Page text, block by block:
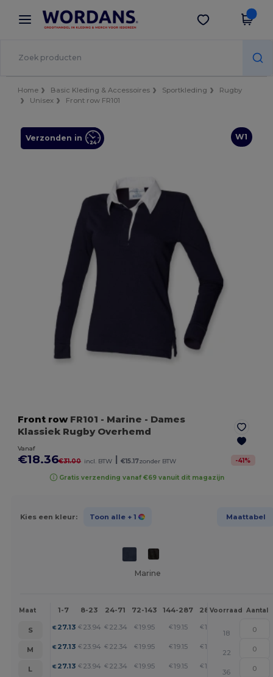
× Wordans-app
Betere prijzen in de app!
Download app
Home Basic Kleding & Accessoires Sportkleding
Rugby
Unisex
Front row FR101
W1
Verzonden in
Front rowFR101 - Marine - Dames
Klassiek Rugby Overhemd
Vanaf
€18.36€31.00 incl. BTW | €15.17zonder BTW -41%
Gratis verzending vanaf €69 vanuit dit magazijn
Kies een kleur: Toon alle + 1 Maattabel
Marine
Maat 1-7 8-23 24-71 72-143 144-287 288 + Meer
Voorraad Aantal
S €27.13 € 23.94 € 22.34 € 19.95 € 19.15 €18.36
18
M
€27.13 € 23.94 € 22.34 € 19.95 € 19.15 €18.36
22
L
€27.13 € 23.94 € 22.34 € 19.95 € 19.15 €18.36
36